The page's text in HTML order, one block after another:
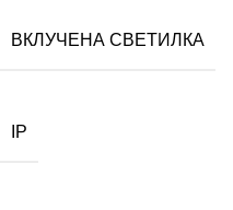
ВКЛУЧЕНА СВЕТИЛКА
IP